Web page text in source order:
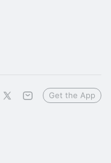
Get the App